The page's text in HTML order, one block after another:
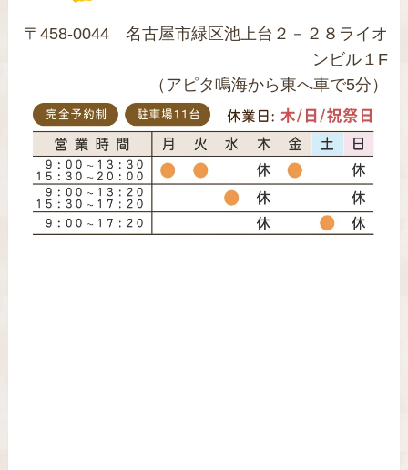
〒458-0044 名古屋市緑区池上台２－２８ライオ
ンビル１F
（アピタ鳴海から東へ車で5分）